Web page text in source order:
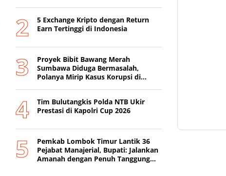
5 Exchange Kripto dengan Return
Earn Tertinggi di Indonesia
Proyek Bibit Bawang Merah
Sumbawa Diduga Bermasalah,
Polanya Mirip Kasus Korupsi di
Tim Bulutangkis Polda NTB Ukir
Prestasi di Kapolri Cup 2026
Pemkab Lombok Timur Lantik 36
Pejabat Manajerial, Bupati: Jalankan
Amanah dengan Penuh Tanggung